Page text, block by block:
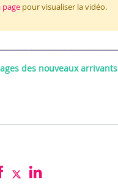
page pour visualiser la vidéo.
des nouveaux arrivants